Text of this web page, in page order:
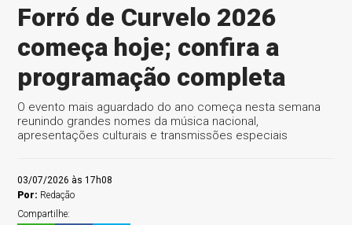
Forró de Curvelo 2026
começa hoje; confira a
programação completa
O evento mais aguardado do ano começa nesta semana
reunindo grandes nomes da música nacional,
apresentações culturais e transmissões especiais
03/07/2026 às 17h08
Por: Redação
Compartilhe: